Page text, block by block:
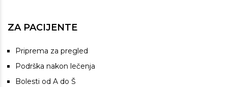
ZA PACIJENTE
Priprema za pregled
Podrška nakon lečenja
Bolesti od A do Š